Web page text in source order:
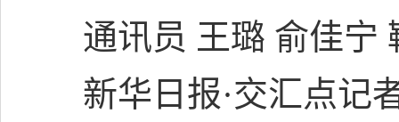
通讯员 王璐 俞佳宁
新华日报·交汇点记